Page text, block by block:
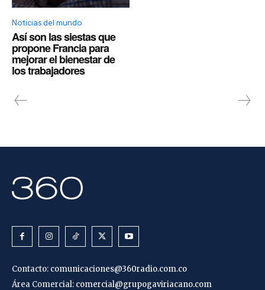
Noticias del mundo
Así son las siestas que
propone Francia para
mejorar el bienestar de
los trabajadores
Contacto: comunicaciones@360radio.com.co
Área Comercial: comercial@grupogaviriacano.com